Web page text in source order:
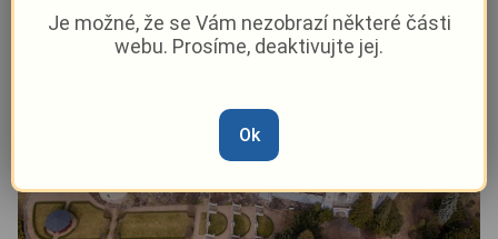
Je možné, že se Vám nezobrazí některé části
webu. Prosíme, deaktivujte jej.
Ok